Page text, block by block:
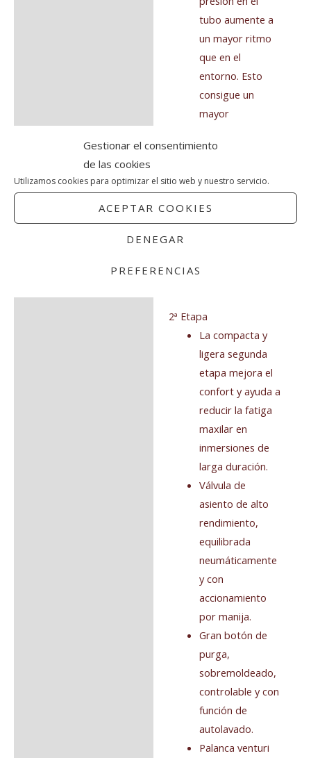
Gestionar el consentimiento
de las cookies
Utilizamos cookies para optimizar el sitio web y nuestro servicio.
ACEPTAR COOKIES
DENEGAR
PREFERENCIAS
tubo aumente a
un mayor ritmo
que en el
entorno. Esto
consigue un
mayor
profundidad.
compacta y
mecanizada en
base a la
2ª Etapa
La compacta y
ligera segunda
etapa mejora el
confort y ayuda a
reducir la fatiga
maxilar en
inmersiones de
larga duración.
Válvula de
asiento de alto
rendimiento,
equilibrada
neumáticamente
y con
accionamiento
por manija.
Gran botón de
purga,
sobremoldeado,
controlable y con
función de
autolavado.
Palanca venturi